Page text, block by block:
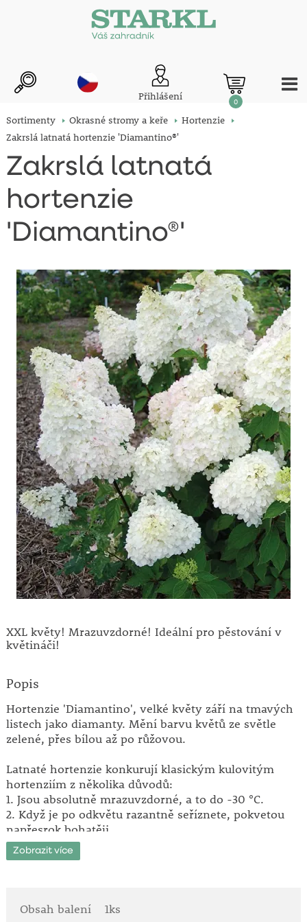
Přihlášení 0
Sortimenty Okrasné stromy a keře
Hortenzie
Zakrslá latnatá hortenzie 'Diamantino®'
Zakrslá latnatá
hortenzie
'Diamantino®'
XXL květy! Mrazuvzdorné! Ideální pro pěstování v
květináči!
Popis
Hortenzie 'Diamantino', velké květy září na tmavých
listech jako diamanty. Mění barvu květů ze světle
zelené, přes bílou až po růžovou.
Latnaté hortenzie konkurují klasickým kulovitým
hortenziím z několika důvodů:
1. Jsou absolutně mrazuvzdorné, a to do -30 °C.
2. Když je po odkvětu razantně seříznete, pokvetou
napřesrok bohatěji.
3. Jejich květy jsou ve velikosti XXL - ještě větší, než u
velkokvětých hortenzií!
5. Kvetou až do konce podzimu, kdy ostatní hortenzie
Zobrazit více
Obsah balení
1ks